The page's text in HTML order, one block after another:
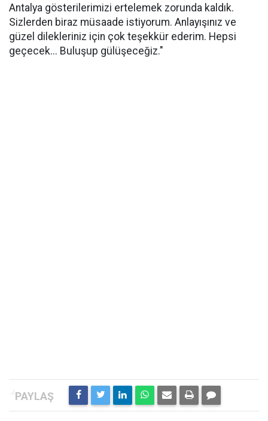
Antalya gösterilerimizi ertelemek zorunda kaldık.
Sizlerden biraz müsaade istiyorum. Anlayışınız ve
güzel dilekleriniz için çok teşekkür ederim. Hepsi
geçecek... Buluşup gülüşeceğiz."